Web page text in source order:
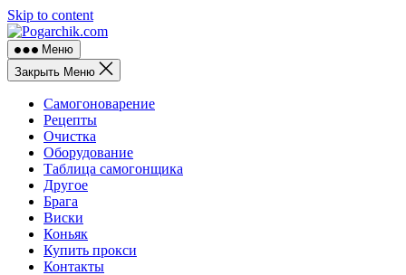
Skip to content
Меню
Закрыть Меню
Самогоноварение
Рецепты
Очистка
Оборудование
Таблица самогонщика
Другое
Брага
Виски
Коньяк
Купить прокси
Контакты